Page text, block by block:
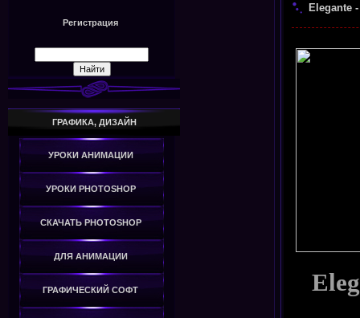
Регистрация
ГРАФИКА, ДИЗАЙН
УРОКИ АНИМАЦИИ
УРОКИ PHOTOSHOP
СКАЧАТЬ PHOTOSHOP
ДЛЯ АНИМАЦИИ
ГРАФИЧЕСКИЙ СОФТ
Elegante